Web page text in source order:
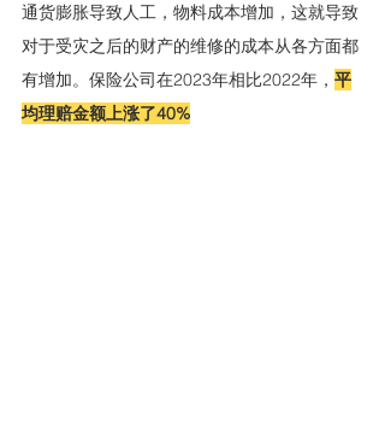
通货膨胀导致人工，物料成本增加，这就导致
对于受灾之后的财产的维修的成本从各方面都
有增加。保险公司在2023年相比2022年， 平
均理赔金额上涨了40%